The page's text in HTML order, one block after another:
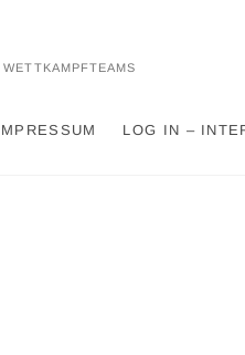
LOG IN –